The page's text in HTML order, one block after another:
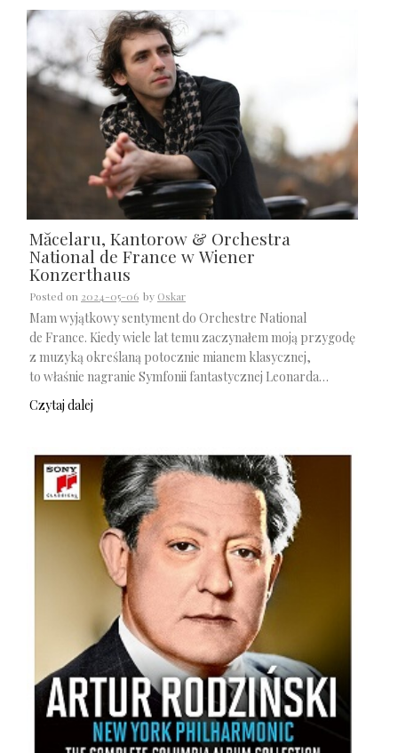
Măcelaru, Kantorow & Orchestra
National de France w Wiener
Konzerthaus
Posted on 2024-05-06 by Oskar
Mam wyjątkowy sentyment do Orchestre National
de France. Kiedy wiele lat temu zaczynałem moją przygodę
z muzyką określaną potocznie mianem klasycznej,
to właśnie nagranie Symfonii fantastycznej Leonarda…
Czytaj dalej